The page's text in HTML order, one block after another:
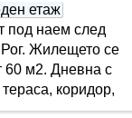
етаж
под наем след
Жилещето се
60 м2. Дневна с
коридор,